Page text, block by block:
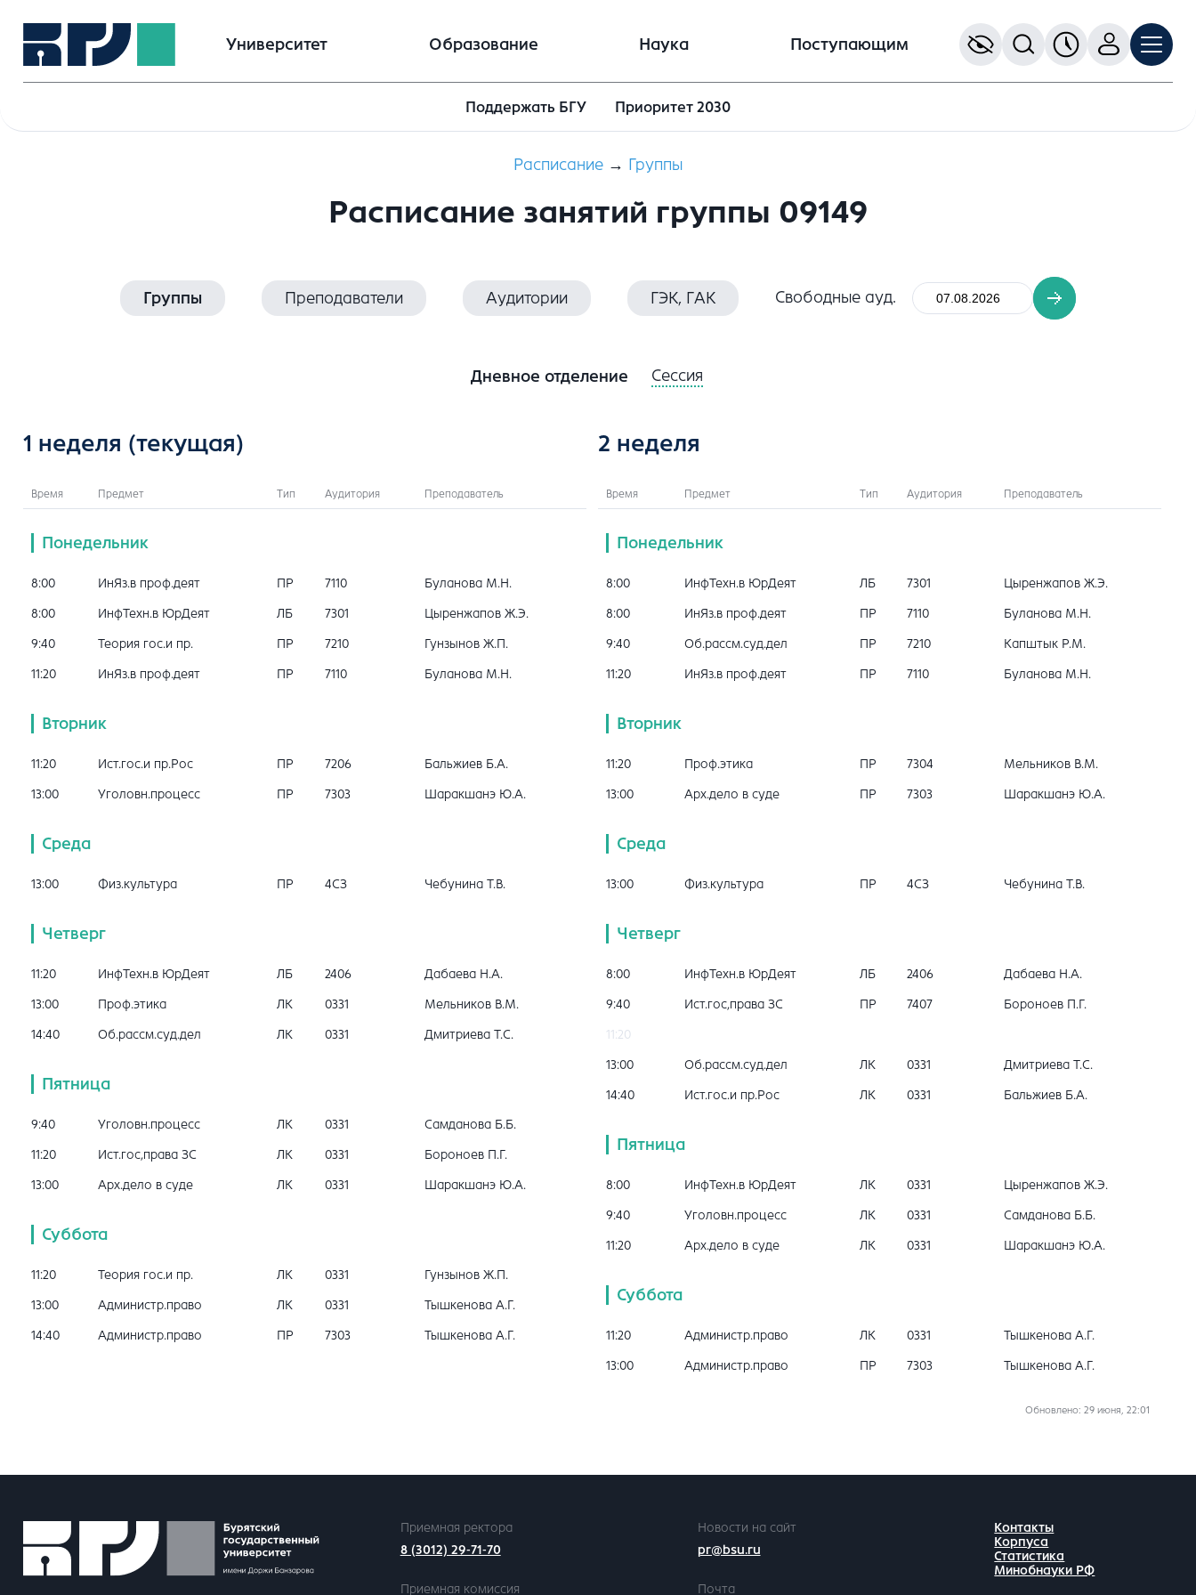
Университет Образование Наука Поступающим
Поддержать БГУ Приоритет 2030
Расписание → Группы
Расписание занятий группы 09149
Группы Преподаватели Аудитории ГЭК, ГАК Свободные ауд.
Дневное отделение Сессия
1 неделя (текущая)
Время Предмет Тип Аудитория Преподаватель
Понедельник
8:00 ИнЯз.в проф.деят ПР 7110 Буланова М.Н.
8:00 ИнфТехн.в ЮрДеят ЛБ 7301 Цыренжапов Ж.Э.
9:40 Теория гос.и пр. ПР 7210 Гунзынов Ж.П.
11:20 ИнЯз.в проф.деят ПР 7110 Буланова М.Н.
Вторник
11:20 Ист.гос.и пр.Рос ПР 7206 Бальжиев Б.А.
13:00 Уголовн.процесс ПР 7303 Шаракшанэ Ю.А.
Среда
13:00 Физ.культура ПР 4СЗ Чебунина Т.В.
Четверг
11:20 ИнфТехн.в ЮрДеят ЛБ 2406 Дабаева Н.А.
13:00 Проф.этика ЛК 0331 Мельников В.М.
14:40 Об.рассм.суд.дел ЛК 0331 Дмитриева Т.С.
Пятница
9:40 Уголовн.процесс ЛК 0331 Самданова Б.Б.
11:20 Ист.гос,права ЗС ЛК 0331 Бороноев П.Г.
13:00 Арх.дело в суде ЛК 0331 Шаракшанэ Ю.А.
Суббота
11:20 Теория гос.и пр. ЛК 0331 Гунзынов Ж.П.
13:00 Администр.право ЛК 0331 Тышкенова А.Г.
14:40 Администр.право ПР 7303 Тышкенова А.Г.
2 неделя
Время Предмет Тип Аудитория Преподаватель
Понедельник
8:00 ИнфТехн.в ЮрДеят ЛБ 7301 Цыренжапов Ж.Э.
8:00 ИнЯз.в проф.деят ПР 7110 Буланова М.Н.
9:40 Об.рассм.суд.дел ПР 7210 Капштык Р.М.
11:20 ИнЯз.в проф.деят ПР 7110 Буланова М.Н.
Вторник
11:20 Проф.этика ПР 7304 Мельников В.М.
13:00 Арх.дело в суде ПР 7303 Шаракшанэ Ю.А.
Среда
13:00 Физ.культура ПР 4СЗ Чебунина Т.В.
Четверг
8:00 ИнфТехн.в ЮрДеят ЛБ 2406 Дабаева Н.А.
9:40 Ист.гос,права ЗС ПР 7407 Бороноев П.Г.
11:20
13:00 Об.рассм.суд.дел ЛК 0331 Дмитриева Т.С.
14:40 Ист.гос.и пр.Рос ЛК 0331 Бальжиев Б.А.
Пятница
8:00 ИнфТехн.в ЮрДеят ЛК 0331 Цыренжапов Ж.Э.
9:40 Уголовн.процесс ЛК 0331 Самданова Б.Б.
11:20 Арх.дело в суде ЛК 0331 Шаракшанэ Ю.А.
Суббота
11:20 Администр.право ЛК 0331 Тышкенова А.Г.
13:00 Администр.право ПР 7303 Тышкенова А.Г.
Обновлено: 29 июня, 22:01
Приемная ректора
8 (3012) 29-71-70
Новости на сайт
pr@bsu.ru
Приемная комиссия Почта
Контакты
Корпуса
Статистика
Минобнауки РФ